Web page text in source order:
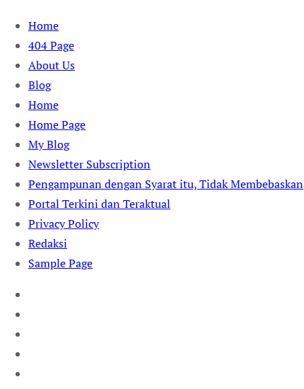
Skip
content
Home
404 Page
About Us
Blog
Home
Home Page
My Blog
Newsletter Subscription
Pengampunan dengan Syarat itu, Tidak Membebaskan
Portal Terkini dan Teraktual
Privacy Policy
Redaksi
Sample Page